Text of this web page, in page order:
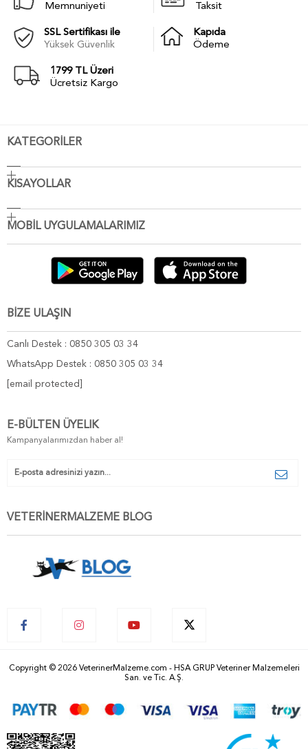
Memnuniyeti
Taksit
SSL Sertifikası ile
Yüksek Güvenlik
Kapıda
Ödeme
1799 TL Üzeri
Ücretsiz Kargo
KATEGORİLER
KISAYOLLAR
MOBİL UYGULAMALARIMIZ
BİZE ULAŞIN
Canlı Destek : 0850 305 03 34
WhatsApp Destek : 0850 305 03 34
[email protected]
E-BÜLTEN ÜYELIK
Kampanyalarımızdan haber al!
VETERİNERMALZEME BLOG
Copyright © 2026 VeterinerMalzeme.com - HSA GRUP Veteriner Malzemeleri
San. ve Tic. A.Ş.